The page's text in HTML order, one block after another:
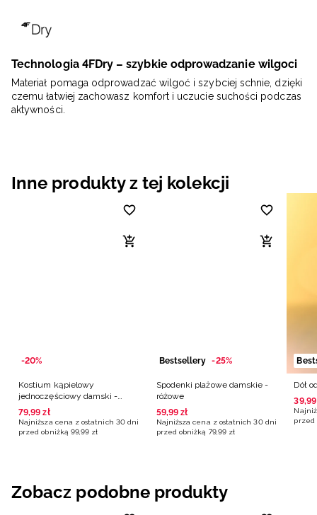
Technologia 4FDry – szybkie odprowadzanie wilgoci
Materiał pomaga odprowadzać wilgoć i szybciej schnie, dzięki
czemu łatwiej zachowasz komfort i uczucie suchości podczas
aktywności.
Inne produkty z tej kolekcji
-20%
Kostium kąpielowy
jednoczęściowy damski -
różowy
79,99 zł
Najniższa cena z ostatnich 30 dni
przed obniżką 99,99 zł
Bestsellery -25%
Spodenki plażowe damskie -
różowe
59,99 zł
Najniższa cena z ostatnich 30 dni
przed obniżką 79,99 zł
Dół
39,99
przed
Zobacz podobne produkty